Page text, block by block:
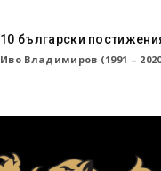
10 български
Иво Владимиров (1991 –